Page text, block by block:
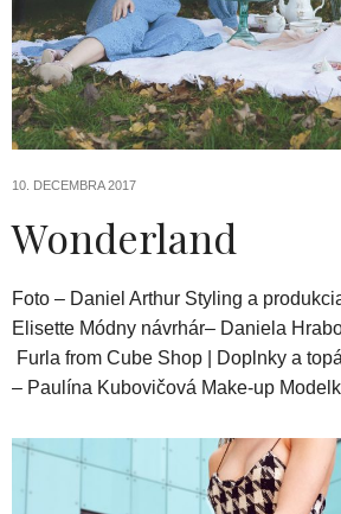
10. DECEMBRA 2017
Wonderland
Foto – Daniel Arthur Styling a
Elisette Módny návrhár– Daniela
Furla from Cube Shop | Doplnky a
– Paulína Kubovičová Make-up